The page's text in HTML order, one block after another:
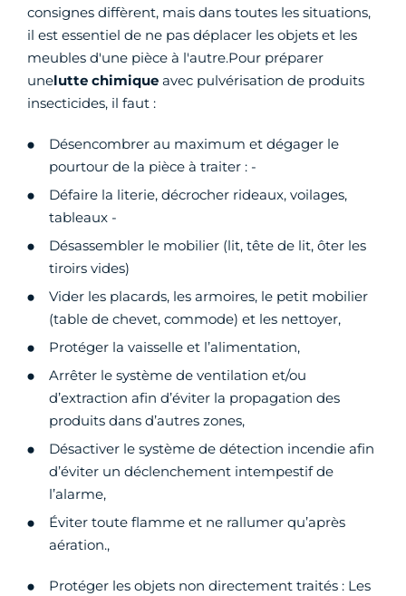
consignes diffèrent, mais dans toutes les situations,
il est essentiel de ne pas déplacer les objets et les
meubles d'une pièce à l'autre.Pour préparer
unelutte chimique avec pulvérisation de produits
insecticides, il faut :
Désencombrer au maximum et dégager le
pourtour de la pièce à traiter : -
Défaire la literie, décrocher rideaux, voilages,
tableaux -
Désassembler le mobilier (lit, tête de lit, ôter les
tiroirs vides)
Vider les placards, les armoires, le petit mobilier
(table de chevet, commode) et les nettoyer,
Protéger la vaisselle et l’alimentation,
Arrêter le système de ventilation et/ou
d’extraction afin d’éviter la propagation des
produits dans d’autres zones,
Désactiver le système de détection incendie afin
d’éviter un déclenchement intempestif de
l’alarme,
Éviter toute flamme et ne rallumer qu’après
aération.,
Protéger les objets non directement traités : Les